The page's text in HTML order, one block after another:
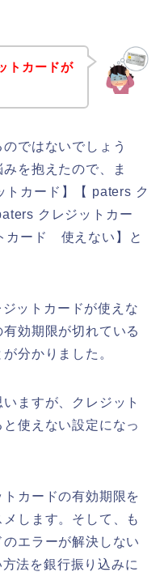
トカードが
ではないでしょう
を抱えたので、ま
トカード】【 paters ク
クレジットカー
カード 使えない】と
ットカードが使えな
効期限が切れている
分かりました。
ますが、クレジット
使えない設定になっ
カードの有効期限を
します。そして、も
エラーが解決しない
法を銀行振り込みに